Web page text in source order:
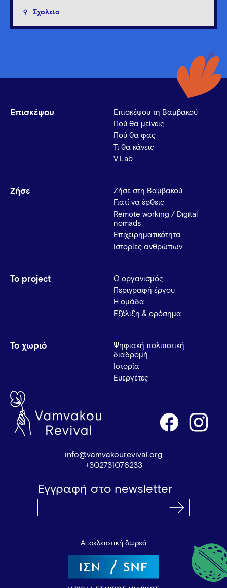
Σχολείο
Επισκέψου
Επισκέψου τη Βαμβακού
Πού θα μείνεις
Πού θα φας
Τι θα κάνεις
V.Lab
Ζήσε
Ζήσε στη Βαμβακού
Γιατί να έρθεις
Remote working / Digital
nomads
Επιχειρηματικότητα
Ιστορίες ανθρώπων
Το project
Ο οργανισμός
Περιγραφή έργου
Η ομάδα
Εξέλιξη & ορόσημα
Το χωριό
Ψηφιακή πολιτιστική
διαδρομή
Ιστορία
Ευεργέτες
info@vamvakourevival.org
+302731076233
Εγγραφή στο newsletter
Αποκλειστική δωρεά